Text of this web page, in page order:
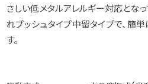
さしい低メタルアレルギー対応とな
れプッシュタイプ中留タイプで、簡
す。